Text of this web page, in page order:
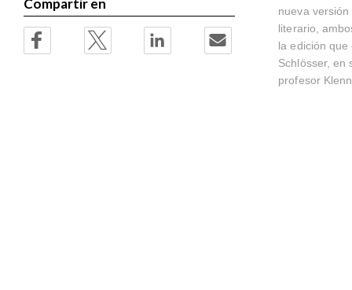
nueva
literario,
la edición
Schlösser, en
profesor
Compartir en